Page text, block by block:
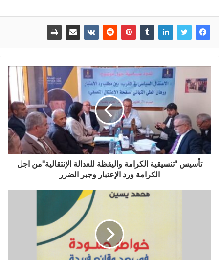
تأسيس "تنسيقية الكرامة واليقظة للعدالة الإنتقالية"من اجل
الكرامة ورد الإعتبار وجبر الضرر